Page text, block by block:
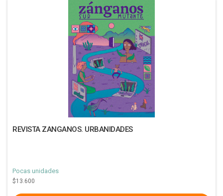
REVISTA ZANGANOS. URBANIDADES
Pocas unidades
$13.600